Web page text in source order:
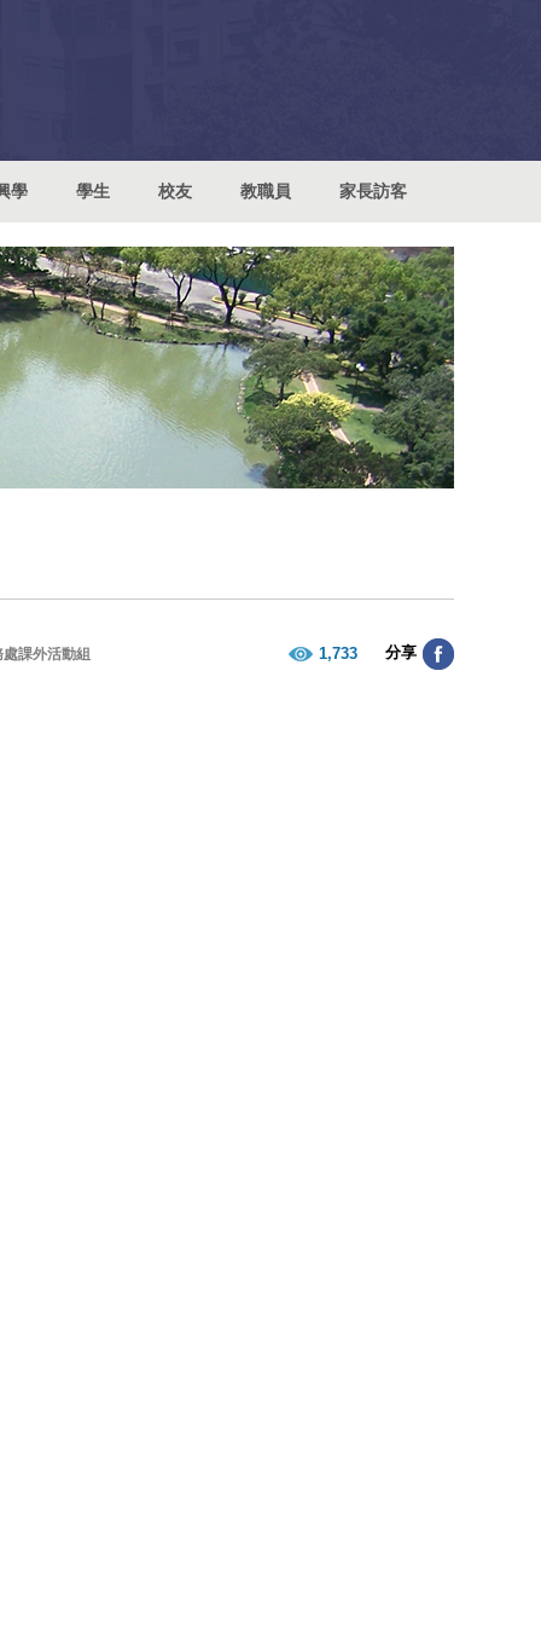
學 學生 校友 教職員 家長訪客
處課外活動組 1,733 分享